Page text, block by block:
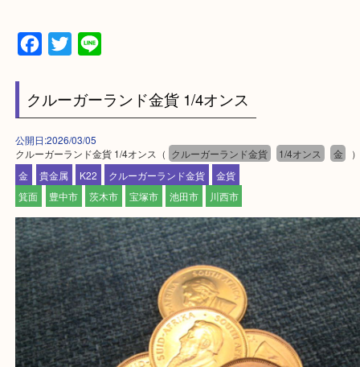
千里中央・北千里・南千里
上記の他にもお伺いしますのでご相談ください。
・当店でよく聞くQ＆A
大吉 箕面店に来てよかった！と思っていただける
一点を丁寧に査定いたします！